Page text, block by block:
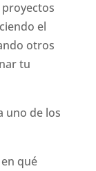
el
otros
tu
uno de los
qué